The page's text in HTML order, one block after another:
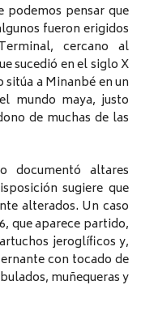
podemos pensar que
fueron erigidos
cercano al
sucedió en el siglo X
sitúa a Minanbé en un
mundo maya, justo
de muchas de las
documentó altares
sugiere que
alterados. Un caso
que aparece partido,
jeroglíficos y,
con tocado de
muñequeras y